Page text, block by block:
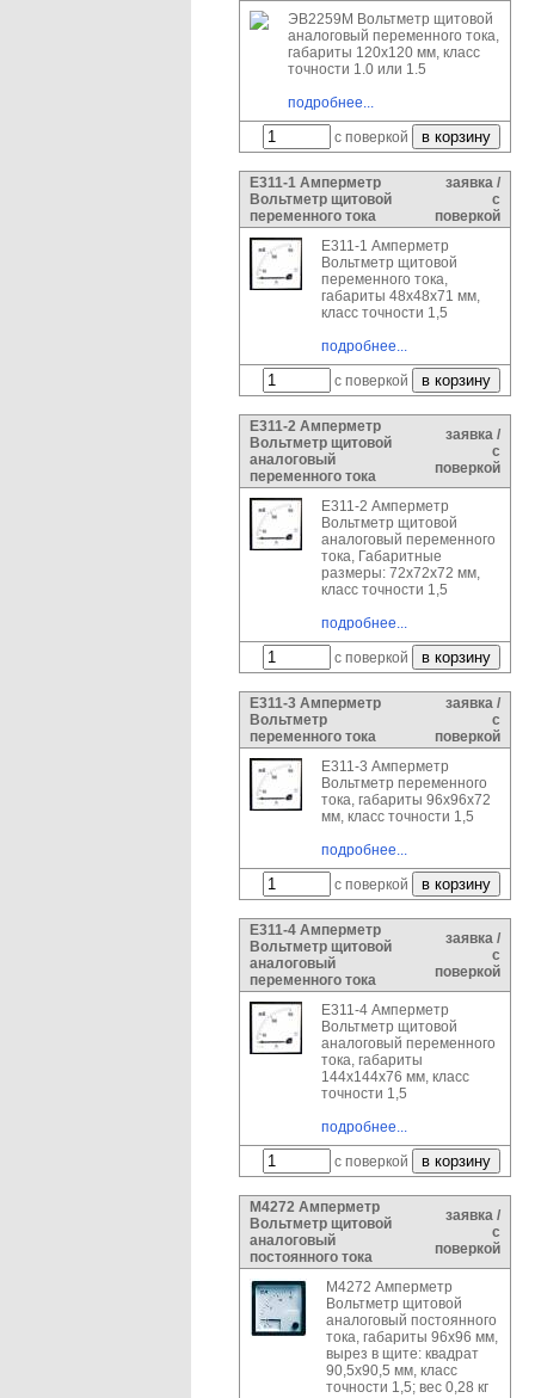
ЭВ2259М Вольтметр щитовой
аналоговый переменного тока,
габариты 120х120 мм, класс
точности 1.0 или 1.5
подробнее...
с поверкой
Е311-1 Амперметр
Вольтметр щитовой
переменного тока
заявка /
с
поверкой
Е311-1 Амперметр
Вольтметр щитовой
переменного тока,
габариты 48х48х71 мм,
класс точности 1,5
подробнее...
с поверкой
Е311-2 Амперметр
Вольтметр щитовой
аналоговый
переменного тока
заявка /
с
поверкой
Е311-2 Амперметр
Вольтметр щитовой
аналоговый переменного
тока, Габаритные
размеры: 72х72х72 мм,
класс точности 1,5
подробнее...
с поверкой
Е311-3 Амперметр
Вольтметр
переменного тока
заявка /
с
поверкой
Е311-3 Амперметр
Вольтметр переменного
тока, габариты 96х96х72
мм, класс точности 1,5
подробнее...
с поверкой
Е311-4 Амперметр
Вольтметр щитовой
аналоговый
переменного тока
заявка /
с
поверкой
Е311-4 Амперметр
Вольтметр щитовой
аналоговый переменного
тока, габариты
144х144х76 мм, класс
точности 1,5
подробнее...
с поверкой
М4272 Амперметр
Вольтметр щитовой
аналоговый
постоянного тока
заявка /
с
поверкой
М4272 Амперметр
Вольтметр щитовой
аналоговый постоянного
тока, габариты 96х96 мм,
вырез в щите: квадрат
90,5х90,5 мм, класс
точности 1,5; вес 0,28 кг